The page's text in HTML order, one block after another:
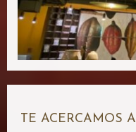
TE ACERCAMOS